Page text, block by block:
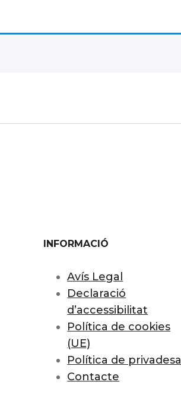
INFORMACIÓ
Avís Legal
Declaració
d’accessibilitat
Política de cookies
(UE)
Política de privadesa
Contacte